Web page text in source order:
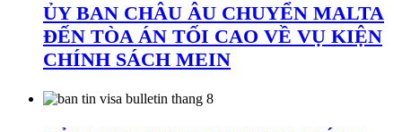
ỦY BAN CHÂU ÂU CHUYỂN MALTA
ĐẾN TÒA ÁN TỐI CAO VỀ VỤ KIỆN
CHÍNH SÁCH MEIN